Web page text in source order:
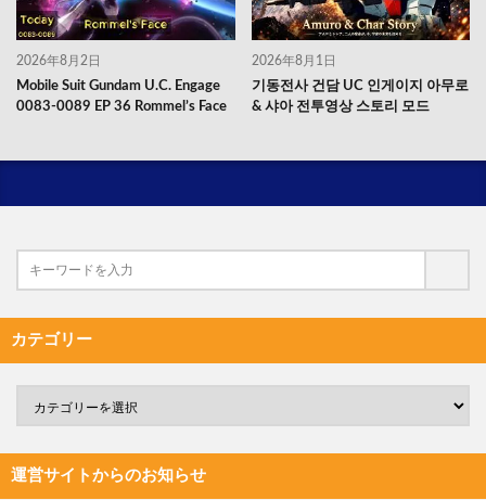
2026年8月2日
Mobile Suit Gundam U.C. Engage
0083-0089 EP 36 Rommel’s Face
2026年8月1日
기동전사 건담 UC 인게이지 아무로
& 샤아 전투영상 스토리 모드
カテゴリー
運営サイトからのお知らせ